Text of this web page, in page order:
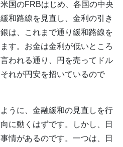
国のFRBはじめ、各国の中央
和路線を見直し、金利の引き
は、これまで通り緩和路線を
す。お金は金利が低いところ
われる通り、円を売ってドル
れが円安を招いているので
うに、金融緩和の見直しを行
に動くはずです。しかし、日
情があるのです。一つは、日